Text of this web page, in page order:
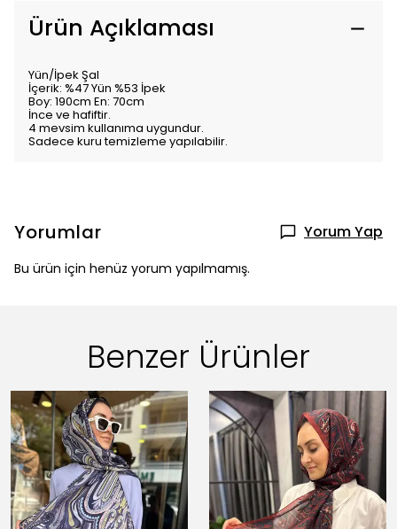
Ürün Açıklaması
Yün/İpek Şal
İçerik: %47 Yün %53 İpek
Boy: 190cm En: 70cm
İnce ve hafiftir.
4 mevsim kullanıma uygundur.
Sadece kuru temizleme yapılabilir.
Yorumlar Yorum Yap
Bu ürün için henüz yorum yapılmamış.
Benzer Ürünler